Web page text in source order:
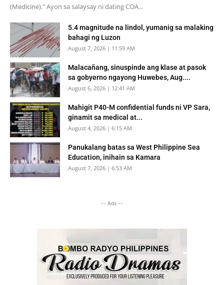
(Medicine).” Ayon sa salaysay ni dating COA...
5.4 magnitude na lindol, yumanig sa malaking
bahagi ng Luzon
August 7, 2026 | 11:59 AM
Malacañang, sinuspinde ang klase at pasok
sa gobyerno ngayong Huwebes, Aug....
August 6, 2026 | 12:41 AM
Mahigit P40-M confidential funds ni VP Sara,
ginamit sa medical at...
August 4, 2026 | 6:15 AM
Panukalang batas sa West Philippine Sea
Education, inihain sa Kamara
August 7, 2026 | 6:53 AM
-- Ads --